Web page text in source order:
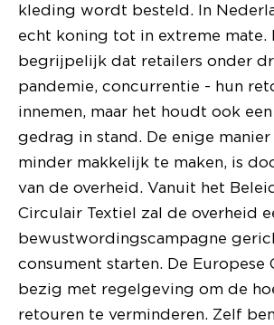
kleding wordt besteld. In
echt koning tot in extreme mate.
begrijpelijk dat retailers onder
pandemie, concurrentie - hun
innemen, maar het houdt ook
gedrag in stand. De enige
minder makkelijk te maken, is
van de overheid. Vanuit het
Circulair Textiel zal de overheid
bewustwordingscampagne
consument starten. De Europese
bezig met regelgeving om de
retouren te verminderen. Zelf